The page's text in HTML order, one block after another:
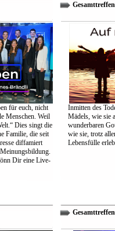
für euch, nicht
Menschen. Weil
Dies singt die
Familie, die seit
diffamiert
Dir eine Live-
Inmitten des
Mädels, wie sie
wunderbaren
wie sie, trotz
Lebensfülle